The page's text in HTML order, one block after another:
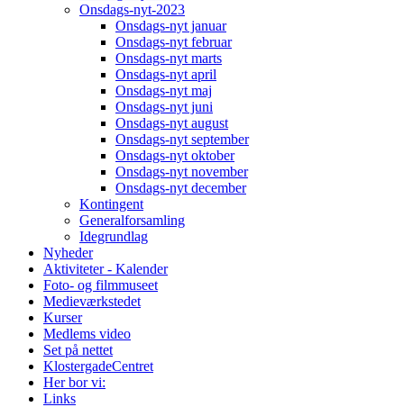
Onsdags-nyt-2023
Onsdags-nyt januar
Onsdags-nyt februar
Onsdags-nyt marts
Onsdags-nyt april
Onsdags-nyt maj
Onsdags-nyt juni
Onsdags-nyt august
Onsdags-nyt september
Onsdags-nyt oktober
Onsdags-nyt november
Onsdags-nyt december
Kontingent
Generalforsamling
Idegrundlag
Nyheder
Aktiviteter - Kalender
Foto- og filmmuseet
Medieværkstedet
Kurser
Medlems video
Set på nettet
KlostergadeCentret
Her bor vi:
Links